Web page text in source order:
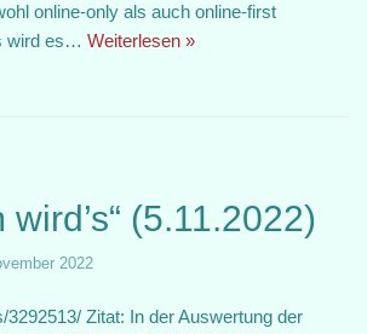
online-only als auch online-first
wird es… Weiterlesen »
wird’s“ (5.11.2022)
2022
3292513/ Zitat: In der Auswertung der